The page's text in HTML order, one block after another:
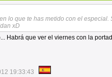
lo que te has metido con el
xD
Habrá que ver el viernes con la
19:33:43